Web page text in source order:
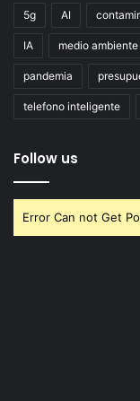
5g AI
IA medio ambiente
pandemia
telefono inteligente
Follow us
Error Can not Get